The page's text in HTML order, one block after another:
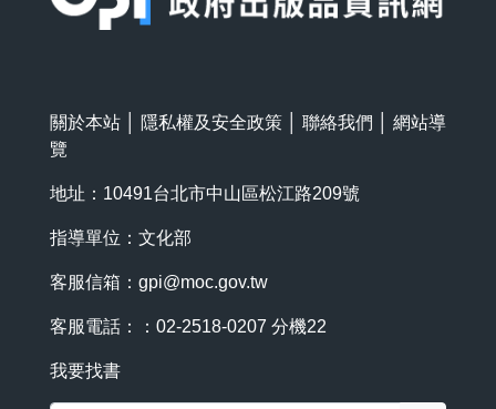
關於本站 隱私權及安全政策 聯絡我們
網站導
覽
地址：10491台北市中山區松江路209號
指導單位：文化部
客服信箱： gpi@moc.gov.tw
客服電話：：02-2518-0207 分機22
我要找書